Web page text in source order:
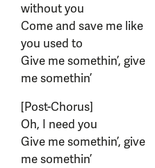
without you
Come and save me like
you used to
Give me somethin’, give
me somethin’
[Post-Chorus]
Oh, I need you
Give me somethin’, give
me somethin’